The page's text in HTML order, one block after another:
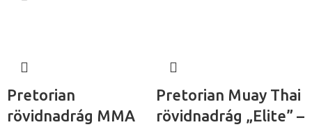
Pretorian
rövidnadrág MMA
Pretorian Muay Thai
rövidnadrág „Elite” –